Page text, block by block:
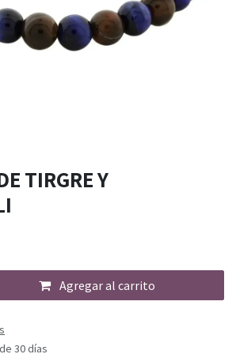
TIRGRE Y
Agregar al carrito
30 días